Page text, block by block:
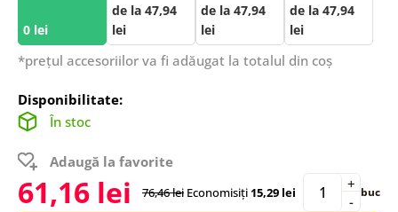
0 lei
de la 47,94
lei
de la 47,94
lei
de la 47,94
lei
*prețul accesoriilor va fi adăugat la totalul din coș
Disponibilitate:
În stoc
Adaugă la favorite
61,16 lei 76,46 lei Economisiți15,29 lei -
+ buc